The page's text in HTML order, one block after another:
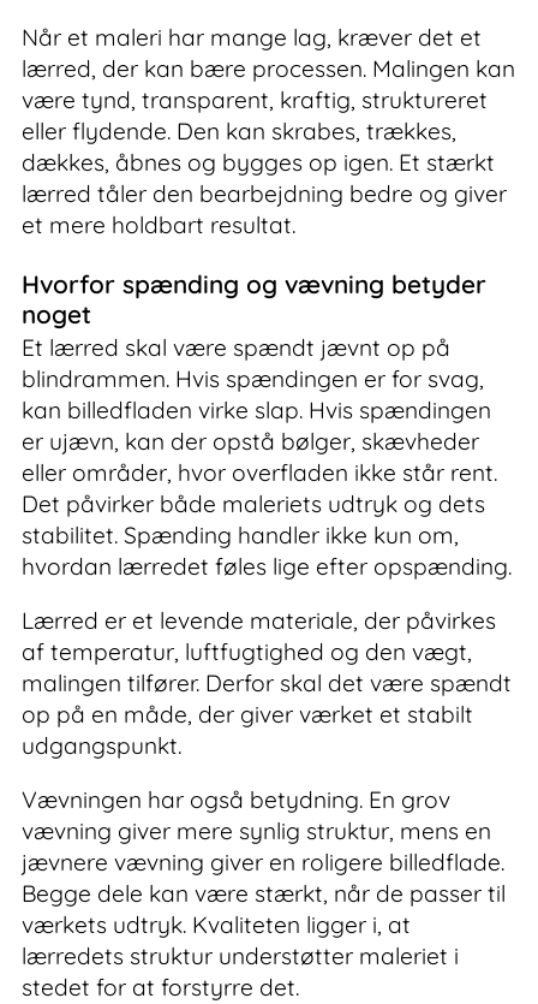
Når et maleri har mange lag, kræver det et
lærred, der kan bære processen. Malingen kan
være tynd, transparent, kraftig, struktureret
eller flydende. Den kan skrabes, trækkes,
dækkes, åbnes og bygges op igen. Et stærkt
lærred tåler den bearbejdning bedre og giver
et mere holdbart resultat.
Hvorfor spænding og vævning betyder
noget
Et lærred skal være spændt jævnt op på
blindrammen. Hvis spændingen er for svag,
kan billedfladen virke slap. Hvis spændingen
er ujævn, kan der opstå bølger, skævheder
eller områder, hvor overfladen ikke står rent.
Det påvirker både maleriets udtryk og dets
stabilitet. Spænding handler ikke kun om,
hvordan lærredet føles lige efter opspænding.
Lærred er et levende materiale, der påvirkes
af temperatur, luftfugtighed og den vægt,
malingen tilfører. Derfor skal det være spændt
op på en måde, der giver værket et stabilt
udgangspunkt.
Vævningen har også betydning. En grov
vævning giver mere synlig struktur, mens en
jævnere vævning giver en roligere billedflade.
Begge dele kan være stærkt, når de passer til
værkets udtryk. Kvaliteten ligger i, at
lærredets struktur understøtter maleriet i
stedet for at forstyrre det.